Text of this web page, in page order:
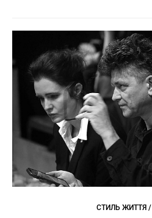
СТИЛЬ ЖИТТЯ